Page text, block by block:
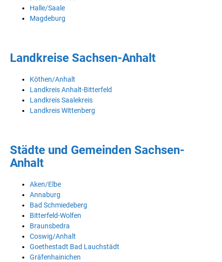
Halle/Saale
Magdeburg
Landkreise Sachsen-Anhalt
Köthen/Anhalt
Landkreis Anhalt-Bitterfeld
Landkreis Saalekreis
Landkreis Wittenberg
Städte und Gemeinden Sachsen-
Anhalt
Aken/Elbe
Annaburg
Bad Schmiedeberg
Bitterfeld-Wolfen
Braunsbedra
Coswig/Anhalt
Goethestadt Bad Lauchstädt
Gräfenhainichen